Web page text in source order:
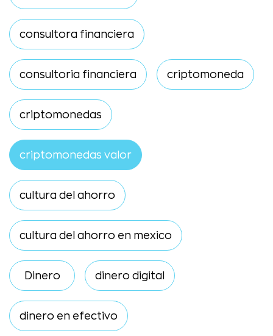
consultora financiera
consultoria financiera criptomoneda
criptomonedas
criptomonedas valor
cultura del ahorro
cultura del ahorro en mexico
Dinero dinero digital
dinero en efectivo